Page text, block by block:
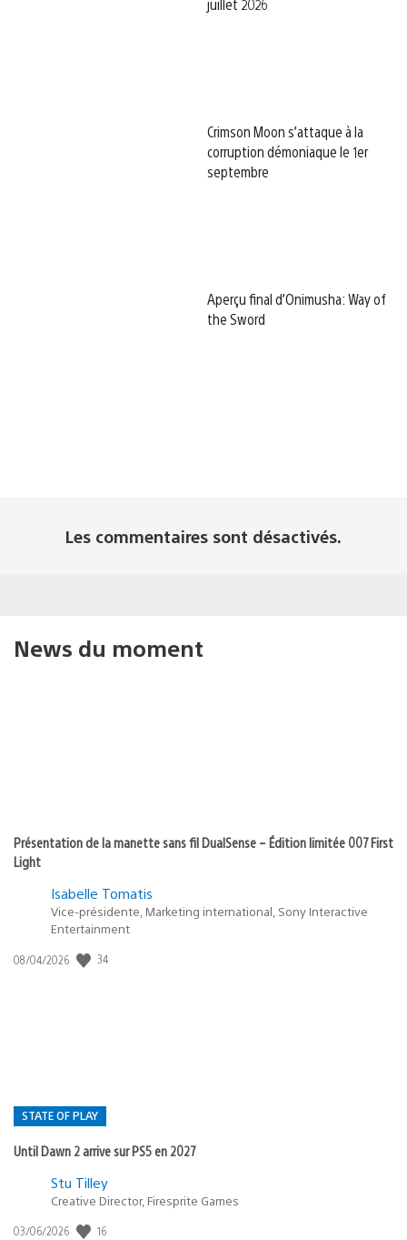
Crimson Moon s’attaque à la
corruption démoniaque le 1er
septembre
Aperçu final d’Onimusha: Way of
the Sword
Les commentaires sont désactivés.
News du moment
Présentation de la manette sans fil DualSense – Édition limitée 007 First
Light
Isabelle Tomatis
Vice-présidente, Marketing international, Sony Interactive
Entertainment
Date
08/04/2026 34
STATE OF PLAY
Until Dawn 2 arrive sur PS5 en 2027
Postée
:
Stu Tilley
Creative Director, Firesprite Games
Date
03/06/2026 16